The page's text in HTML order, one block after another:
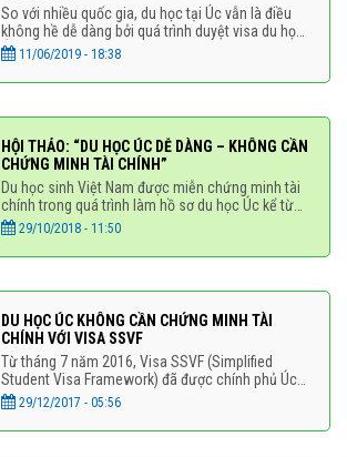
So với nhiều quốc gia, du học tại Úc vẫn là điều
không hề dễ dàng bởi quá trình duyệt visa du học
Úc khắt khe, hồ sơ học tập, hồ sơ tài chính, cách
thức
11/06/2019 - 18:38
HỘI THẢO: “DU HỌC ÚC DỄ DÀNG – KHÔNG CẦN
CHỨNG MINH TÀI CHÍNH”
Du học sinh Việt Nam được miễn chứng minh tài
chính trong quá trình làm hồ sơ du học Úc kể từ
ngày 27/9/2018, chương trình này áp dụng đối với
hầu hết các trường
29/10/2018 - 11:50
DU HỌC ÚC KHÔNG CẦN CHỨNG MINH TÀI
CHÍNH VỚI VISA SSVF
Từ tháng 7 năm 2016, Visa SSVF (Simplified
Student Visa Framework) đã được chính phủ Úc
ban hành với mục tiêu đơn giản hóa thủ tục cấp
thị thưc, tạo điều kiện cho
29/12/2017 - 05:56